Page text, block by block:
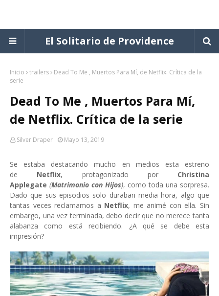
El Solitario de Providence
Inicio trailers
Dead To Me , Muertos Para Mí, de Netflix. Crítica de la
serie
Dead To Me , Muertos Para Mí,
de Netflix. Crítica de la serie
Silver Draper Mayo 13, 2019
Se estaba destacando mucho en medios esta estreno
de Netflix, protagonizado por Christina
Applegate (Matrimonio con Hijos), como toda una sorpresa.
Dado que sus episodios solo duraban media hora, algo que
tantas veces reclamamos a Netflix, me animé con ella. Sin
embargo, una vez terminada, debo decir que no merece tanta
alabanza como está recibiendo. ¿A qué se debe esta
impresión?